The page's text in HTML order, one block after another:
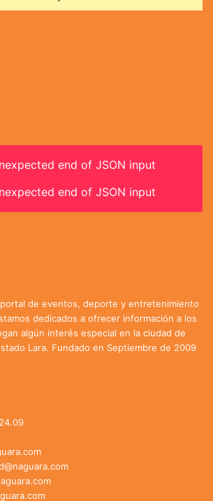
end of JSON input
end of JSON input
portal de eventos, deporte y entretenimiento
dedicados a ofrecer información a los
algún interés especial en la ciudad de
Lara. Fundado en Septiembre de 2009